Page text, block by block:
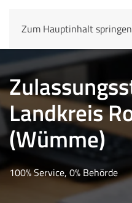
Zum Hauptinhalt springen
Landkreis
(Wümme)
100% Service, 0% Behörde